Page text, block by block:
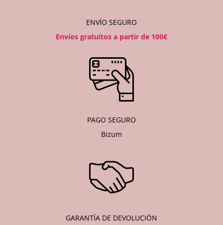
ENVÍO SEGURO
Envíos gratuitos a partir de 100€
PAGO SEGURO
Bizum
GARANTÍA DE DEVOLUCIÓN